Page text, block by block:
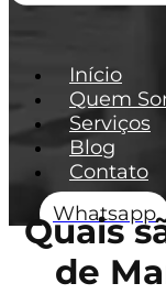
Início
Quem
Serviços
Blog
Contato
Whatsapp
Quais
de